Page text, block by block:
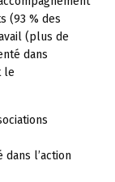
(93 % des
(plus de
dans
le
l’action